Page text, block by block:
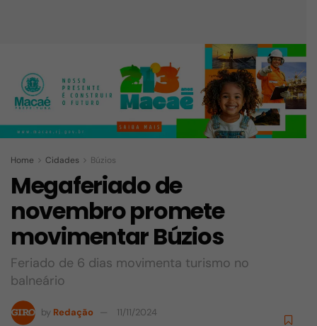
Home Cidades Búzios
Megaferiado de
novembro promete
movimentar Búzios
Feriado de 6 dias movimenta turismo no
balneário
by Redação
11/11/2024